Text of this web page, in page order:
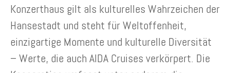
Konzerthaus gilt als kulturelles Wahrzeichen der
Hansestadt und steht für Weltoffenheit,
einzigartige Momente und kulturelle Diversität
– Werte, die auch AIDA Cruises verkörpert. Die